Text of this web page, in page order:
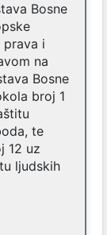
Bosne
prava i
na
Bosne
broj 1
te
12 uz
ljudskih